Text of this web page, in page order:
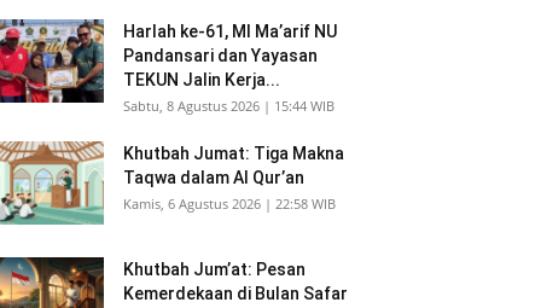
Harlah ke-61, MI Ma’arif NU
Pandansari dan Yayasan
TEKUN Jalin Kerja...
Sabtu, 8 Agustus 2026 | 15:44 WIB
Khutbah Jumat: Tiga Makna
Taqwa dalam Al Qur’an
Kamis, 6 Agustus 2026 | 22:58 WIB
Khutbah Jum’at: Pesan
Kemerdekaan di Bulan Safar